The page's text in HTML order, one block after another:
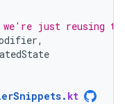
just reusing the
,
. kt